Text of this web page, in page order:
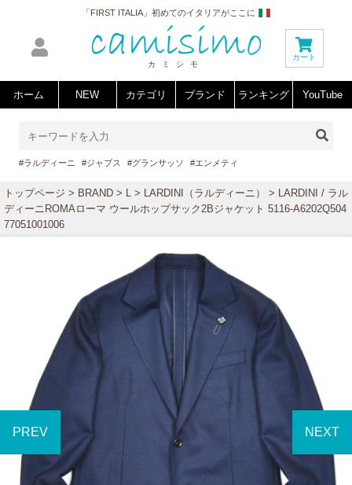
「FIRST ITALIA」初めてのイタリアがここに
カミシモ
カート
ホーム NEW カテゴリ ブランド ランキング YouTube
#ラルディーニ #ジャブス #グランサッソ #エンメティ
トップページ > BRAND > L > LARDINI（ラルディーニ）
> LARDINI / ラル
ディーニROMAローマ ウールホップサック2Bジャケット 5116-A6202Q504
77051001006